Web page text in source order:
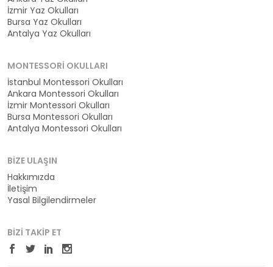
İzmir Yaz Okulları
Bursa Yaz Okulları
Antalya Yaz Okulları
MONTESSORI OKULLARI
İstanbul Montessori Okulları
Ankara Montessori Okulları
İzmir Montessori Okulları
Bursa Montessori Okulları
Antalya Montessori Okulları
BIZE ULAŞIN
Hakkımızda
İletişim
Yasal Bilgilendirmeler
BIZI TAKIP ET